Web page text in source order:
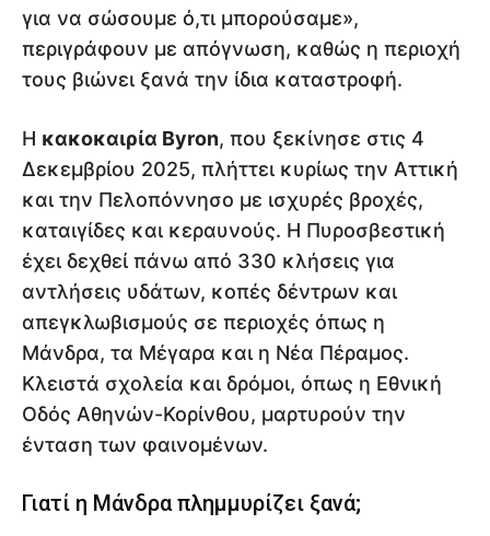
για να σώσουμε ό,τι μπορούσαμε»,
περιγράφουν με απόγνωση, καθώς η περιοχή
τους βιώνει ξανά την ίδια καταστροφή.
Η κακοκαιρία Byron, που ξεκίνησε στις 4
Δεκεμβρίου 2025, πλήττει κυρίως την Αττική
και την Πελοπόννησο με ισχυρές βροχές,
καταιγίδες και κεραυνούς. Η Πυροσβεστική
έχει δεχθεί πάνω από 330 κλήσεις για
αντλήσεις υδάτων, κοπές δέντρων και
απεγκλωβισμούς σε περιοχές όπως η
Μάνδρα, τα Μέγαρα και η Νέα Πέραμος.
Κλειστά σχολεία και δρόμοι, όπως η Εθνική
Οδός Αθηνών-Κορίνθου, μαρτυρούν την
ένταση των φαινομένων.
Γιατί η Μάνδρα πλημμυρίζει ξανά;